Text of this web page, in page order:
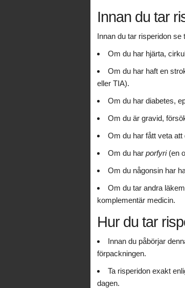
Innan du tar
Innan du tar risperidon se
Om du har hjärta,
Om du har haft en
eller TIA).
Om du har diabetes,
Om du är gravid,
Om du har fått veta att
Om du har porfyri(en
Om du någonsin har
Om du tar andra
komplementär medicin.
Hur du tar
Innan du påbörjar
förpackningen.
Ta risperidon exakt
dagen.